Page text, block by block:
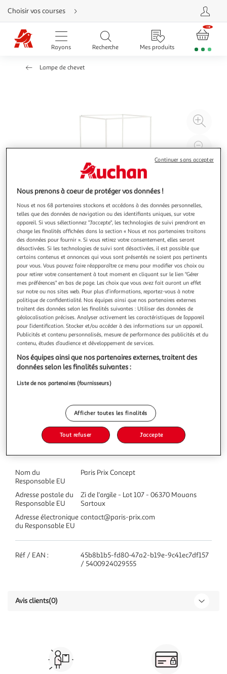
Aller
directement
au
contenu
Aller
directement
Aller
Choisir vos courses
Rayons Recherche Mes produits
Lampe de chevet
à
Illustration
précédente
Illustration
suivante
J-LINE
Lampe à poser deux ampoules 51cm blanc
Informations Techniques : Dimensions : L. 30,5 x l. 30,5 x H.
51 cm Matière : Métal Spécificités : Tendance & Original
Lampe à Poser Facile d'entretien & d'utilisation Poids : 3 kg
Couleur : Blanc
En savoir +
Vous voulez connaître le prix de ce produit ?
Afficher le prix
Caractéristiques
Nom du
Responsable EU
Paris Prix Concept
Adresse postale du
Responsable EU
Zi de l'argile - Lot 107 - 06370 Mouans
Sartoux
Adresse électronique
du Responsable EU
contact@paris-prix.com
Réf / EAN :
45b8b1b5-fd80-47a2-b19e-9c41ec7df157
/ 5400924029555
Avis clients(0)
Nous prenons à coeur de protéger vos données !
Nous et nos 68 partenaires stockons et accédons à des données personnelles,
telles que des données de navigation ou des identifiants uniques, sur votre
appareil. Si vous sélectionnez "J'accepte", les technologies de suivi prendront en
charge les finalités affichées dans la section « Nous et nos partenaires traitons
des données pour fournir ». Si vous retirez votre consentement, elles seront
désactivées. Si les technologies de suivi sont désactivées, il est possible que
certains contenus et annonces qui vous sont présentés ne soient pas pertinents
pour vous. Vous pouvez faire réapparaître ce menu pour modifier vos choix ou
pour retirer votre consentement à tout moment en cliquant sur le lien "Gérer
mes préférences" en bas de page. Les choix que vous avez fait auront un effet
sur notre ou nos sites web. Pour plus d’informations, reportez-vous à notre
politique de confidentialité. Nos équipes ainsi que nos partenaires externes
traitent des données selon les finalités suivantes : Utiliser des données de
géolocalisation précises. Analyser activement les caractéristiques de l’appareil
pour l’identification. Stocker et/ou accéder à des informations sur un appareil.
Publicités et contenu personnalisés, mesure de performance des publicités et du
contenu, études d’audience et développement de services.
Nos équipes ainsi que nos partenaires externes, traitent des
données selon les finalités suivantes :
Liste de nos partenaires (fournisseurs)
Afficher toutes les finalités
Tout refuser J'accepte
Continuer sans accepter